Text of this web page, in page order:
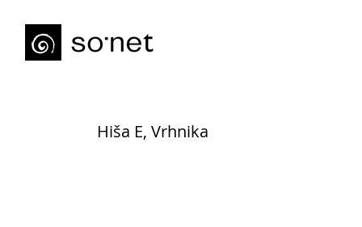
Hiša E, Vrhnika